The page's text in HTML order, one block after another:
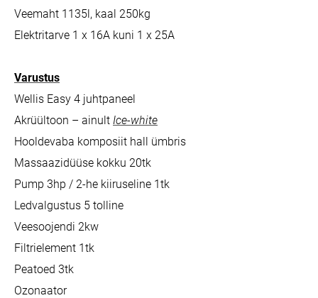
Veemaht 1135l, kaal 250kg
Elektritarve 1 x 16A kuni 1 x 25A
Varustus
Wellis Easy 4 juhtpaneel
Akrüültoon – ainult Ice-white
Hooldevaba komposiit hall ümbris
Massaazidüüse kokku 20tk
Pump 3hp / 2-he kiiruseline 1tk
Ledvalgustus 5 tolline
Veesoojendi 2kw
Filtrielement 1tk
Peatoed 3tk
Ozonaator